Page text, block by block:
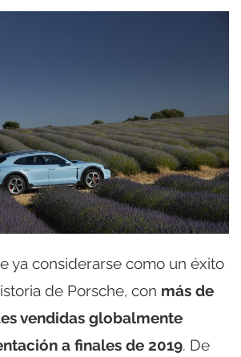
ya considerarse como un éxito
de Porsche, con más de
vendidas globalmente
a finales de 2019. De